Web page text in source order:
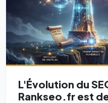
L'Évolution du
Rankseo.fr est